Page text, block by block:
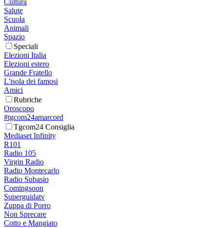
Cultura
Salute
Scuola
Animali
Spazio
Speciali
Elezioni Italia
Elezioni estero
Grande Fratello
L'isola dei famosi
Amici
Rubriche
Oroscopo
#tgcom24amarcord
Tgcom24 Consiglia
Mediaset Infinity
R101
Radio 105
Virgin Radio
Radio Montecarlo
Radio Subasio
Comingsoon
Superguidatv
Zuppa di Porro
Non Sprecare
Cotto e Mangiato